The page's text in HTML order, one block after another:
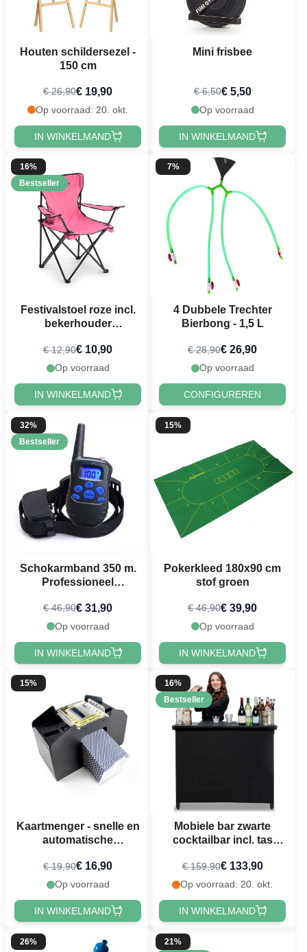
Houten schildersezel -
150 cm
€ 26,90€ 19,90
Op voorraad: 20. okt.
IN WINKELMAND
Mini frisbee
€ 6,50€ 5,50
Op voorraad
IN WINKELMAND
16%
Bestseller
Festivalstoel roze incl.
bekerhouder
€ 12,90€ 10,90
Op voorraad
IN WINKELMAND
7%
4 Dubbele Trechter
Bierbong - 1,5 L
€ 28,90€ 26,90
Op voorraad
CONFIGUREREN
32%
Bestseller
Schokarmband 350 m.
Professioneel
oplaadbare batterij &
oplader
€ 46,90€ 31,90
Op voorraad
IN WINKELMAND
15%
Pokerkleed 180x90 cm
stof groen
€ 46,90€ 39,90
Op voorraad
IN WINKELMAND
15%
Kaartmenger - snelle en
automatische
€ 19,90€ 16,90
Op voorraad
IN WINKELMAND
16%
Bestseller
Mobiele bar zwarte
cocktailbar incl. tas
€ 159,90€ 133,90
Op voorraad: 20. okt.
IN WINKELMAND
26%
21%